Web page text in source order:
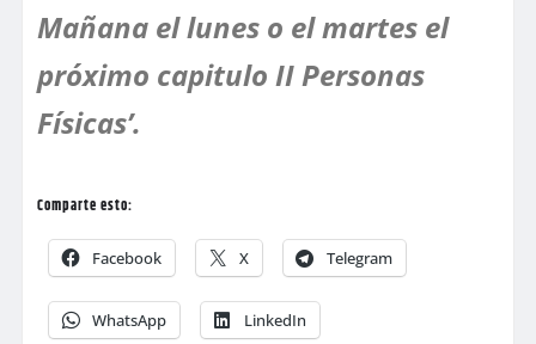
Mañana el lunes o el martes el
próximo capitulo II Personas
Físicas’.
Comparte esto:
Facebook X Telegram
WhatsApp LinkedIn